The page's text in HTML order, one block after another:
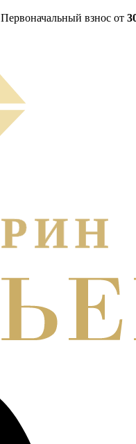
Первоначальный взнос от